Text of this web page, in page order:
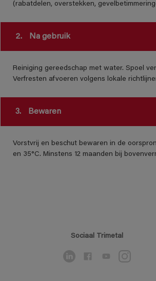
(rabatdelen, overstekken,
2. Na gebruik
Reiniging gereedschap met water. Spoel
Verfresten afvoeren volgens lokale
3. Bewaren
Vorstvrij en beschut bewaren in de
en 35°C. Minstens 12 maanden bij
Sociaal Trimetal